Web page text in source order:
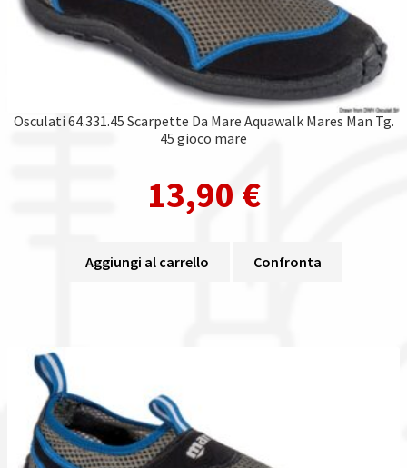
Osculati 64.331.45 Scarpette Da Mare Aquawalk Mares Man Tg.
45 gioco mare
13,90 €
Aggiungi al carrello Confronta